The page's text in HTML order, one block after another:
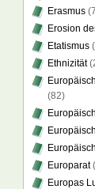
Erasmus
Erosion
Etatismus
Ethnizität
(82)
Europarat
Europas